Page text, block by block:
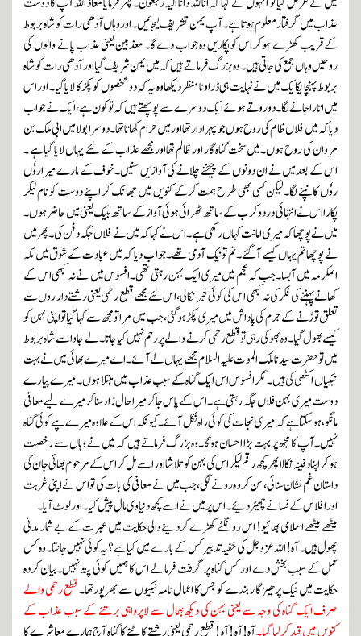
عذاب میں گرفتار معلوم ہوتا ہے۔ آپ یمن تشریف لیجائیں۔اور وہاں آدھی رات کو شاہ بربوط
کے قریب کھڑے ہوکر اس کو پکاریں وہ جواب دے گا۔ معذبین یعنی عذاب پانے والوں کی
روحیں وہا ں جمع کی جاتی ہیں۔ وہ بزرگ فرماتے ہیں کہ میں یمن شریف گیااور آدھی رات کو شاہ
بربوط پہنچا یکایک میں نے نہایت ہی ڈراونا منظر دیکھا وہ یہ کہ دو شخصوں کو پکڑ کا لایا گیا۔ اور اس
میں اتارا جانے لگا۔دوروتے ہوئے ایک دوسرے سے پوچھتے ہیں کہ توکون ہے، ایک نے جواب
دیا کہ میں فلاں ظالم کی روح ہوں جو پہرادار تھااور میں حرام کھاتا تھا۔دوسرا بولامیں ابی ملک بن
مروان کی روح ہوں۔میں سخت گناہ گار اور ظالم تھااور مجھے عذاب کے لئے یہاں لایا گیا ہے ۔
اس کے بعدمیں نے ان دونوں کے چیخنے چلانے کی آوازیں سنیں۔ خوف کے مارے میراروٗں
روٗں کانپنے لگا۔لیکن کسی بھی طرح ہمت کرکے کنویں میں جھانک کر اپنے دوست کو نام لیکر
پکارااس نے انتہائی درد وکرب کے ساتھ ٹھرائی ہوئی آوا ز کے ساتھ لبیک یعنی میں حاضر ہوں۔
میں نے پوچھا کہ میری امانت کہاں رکھی ہے۔ اس نے کہا کہ میں نے فلاں جگہ دفن کی۔پھر میں
نے پوچھا تم یہاں کیسے آگئے۔تم تو نیک آدمی تھے۔جواب دیا کہ میں عبادت کے شوق میں مکہ
المکرمہ میں آبسا۔جب کہ عجم میں میری ایک بہن رہتی تھی۔افسوس میں نے نہ کبھی اس کے
کھانے پہننے کی فکر کی نہ کبھی اس کی کوئی خبر نکالی،اس لئے مجھے قطع رحمی یعنی رشتے دار روں سے
تعلق توڑنے کے جرم کی پاداش میں میری پکڑ ہوگئی،جب میں مراتو مجھ سے کہا گیاتو اپنی بہن کو
کیسے بھول گیا ۔وہ بھوکی رہی تو قطع رحمی کرنے والے پر رحم نہیں کیا جاتا۔لے جاو اسے شاہ بربوط
میں تو حضرت سیدنا ملک الموت علیہ السلام مجھے یہاں لے آئے۔اے میرے بھائی میں نے بہت
نیکیاں اکٹھی کی ہیں۔ مگرا فسوس اس ایک گناہ کے سبب عذاب میں مبتلا ہوں ۔ میرے پیارے
دوست میری بہن فلاں جگہ رہتی ہے ۔اس کے پاس جاکر میرا حال زار سنا کرمیرے لیے معافی
مانگو، ہوسکتا ہے کہ میری نجات کی کوئی راہ نکل آئے۔کیونکہ ا س کے علاوہ میر ے پلے کوئی گناہ
نہیں۔آپ کا مجھ پر بہت بڑا احسان ہوگا۔وہ بزرگ فرماتے ہیں کہ میں نے وہاں سے رخصت
ہوکر اپنا دفینہ نکالاپھر کچھ رقم لیکر اس کی بہن کو تلاشا اور اسے مل کر اس کے مرحوم بھائی جا ن کی
داستان غم نشان سنائی، سن کرو ہ رونے لگی،جب میں نے معافی کی بات کی تو اس نے اپنی غربت
اور افلاس کے فسانے چھیڑ دئیے۔اس پر میں نے اسے کچھ دنیاوی مال پیش کیا۔اور لوٹ آیا۔
میٹھے میٹھے اسلامی بھائیو! اس رونگٹے کھڑے کردینے والی حکایت میں عبر ت کے بے شمار مدنی
پھول ہیں۔آہ ! اللہ عزوجل کی خفیہ تدبیر کس کے بارے میں کیا ہے ؟یہ کوئی نہیں جانتا۔ وہ کس
عمل کے سبب بخش دے اور کس گناہ پر گرفت فرمالے اس کا ہمیں کوئی پتہ نہیں۔بیان کردہ
حکایت میں نیک پرھیز گا ر بندے کو جس کا اعمال نامہ نیکیوں سے بھرپورتھا۔قطع رحمی والے
صرف ایک گناہ کی وجہ سے یعنی بہن کی دیکھ بھال سے لاپرواہی برتنے کے سبب عذاب کے